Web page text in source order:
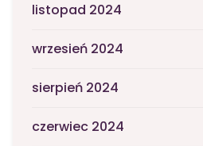
listopad 2024
wrzesień 2024
sierpień 2024
czerwiec 2024